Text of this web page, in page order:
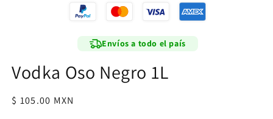
Envíos a todo el país
Vodka Oso Negro 1L
Precio
$ 105.00 MXN